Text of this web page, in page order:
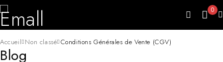
0
Blog
Accueil Non classé Conditions Générales de Vente (CGV)